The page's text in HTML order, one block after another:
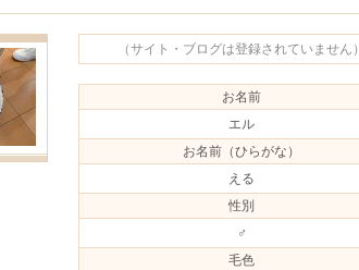
（サイト・ブログは登録されていません）
お名前
エル
お名前（ひらがな）
える
性別
♂
毛色